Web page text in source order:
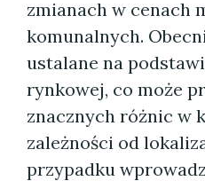
zmianach w cenach
komunalnych.
ustalane na
rynkowej, co może
znacznych różnic w
zależności od
przypadku